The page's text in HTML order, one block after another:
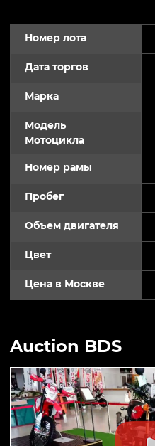
Номер лота
Дата торгов
Марка
Модель
Мотоцикла
Номер рамы
Пробег
Объем двигателя
Цвет
Цена в Москве
Auction BDS